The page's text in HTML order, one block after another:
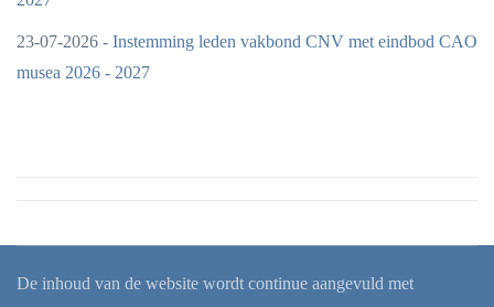
23-07-2026 - Instemming leden vakbond CNV met eindbod CAO
musea 2026 - 2027
De inhoud van de website wordt continue aangevuld met